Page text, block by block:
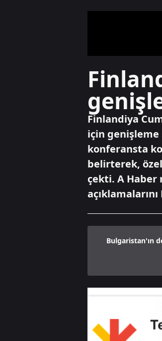
Finlandiya
için genişleme
konferansta
belirterek,
çekti. A Haber
Bulgaristan'ın